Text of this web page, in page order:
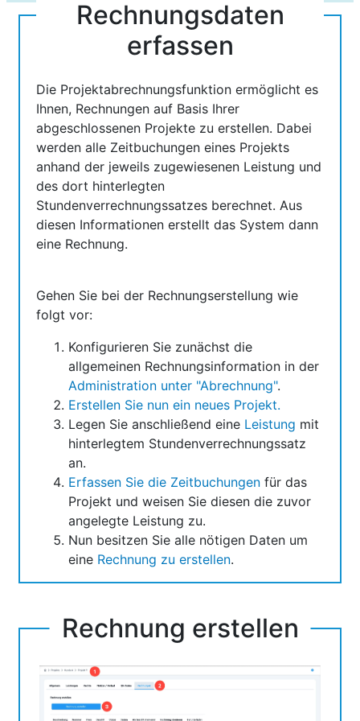
Rechnungsdaten
erfassen
Die Projektabrechnungsfunktion ermöglicht es
Ihnen, Rechnungen auf Basis Ihrer
abgeschlossenen Projekte zu erstellen. Dabei
werden alle Zeitbuchungen eines Projekts
anhand der jeweils zugewiesenen Leistung und
des dort hinterlegten
Stundenverrechnungssatzes berechnet. Aus
diesen Informationen erstellt das System dann
eine Rechnung.
Gehen Sie bei der Rechnungserstellung wie
folgt vor:
Konfigurieren Sie zunächst die
allgemeinen Rechnungsinformation in der
Administration unter "Abrechnung".
Erstellen Sie nun ein neues Projekt.
Legen Sie anschließend eine Leistung mit
hinterlegtem Stundenverrechnungssatz
an.
Erfassen Sie die Zeitbuchungen für das
Projekt und weisen Sie diesen die zuvor
angelegte Leistung zu.
Nun besitzen Sie alle nötigen Daten um
eine Rechnung zu erstellen.
Rechnung erstellen